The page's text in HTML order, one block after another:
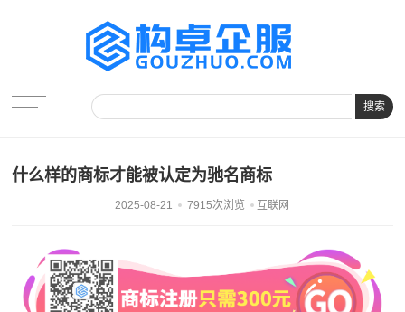
搜索
什么样的商标才能被认定为驰名商标
2025-08-21 7915次浏览 互联网